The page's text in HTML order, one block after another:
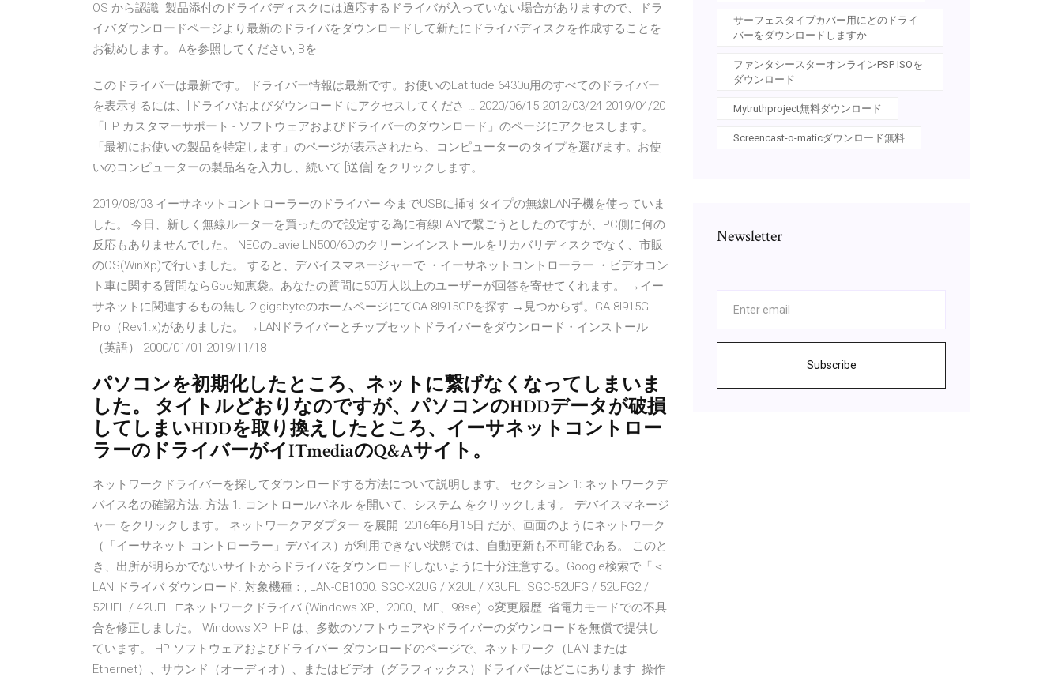
OS から認識 製品添付のドライバディスクには適応するドライバが入っていない場合がありますので、ドラ
イバダウンロードページより最新のドライバをダウンロードして新たにドライバディスクを作成することを
お勧めします。 Aを参照してください, Bを
このドライバーは最新です。 ドライバー情報は最新です。お使いのLatitude 6430u用のすべてのドライバー
を表示するには、[ドライバおよびダウンロード]にアクセスしてくださ … 2020/06/15 2012/03/24 2019/04/20
「HP カスタマーサポート - ソフトウェアおよびドライバーのダウンロード」のページにアクセスします。
「最初にお使いの製品を特定します」のページが表示されたら、コンピューターのタイプを選びます。お使
いのコンピューターの製品名を入力し、続いて [送信] をクリックします。
2019/08/03 イーサネットコントローラーのドライバー 今までUSBに挿すタイプの無線LAN子機を使っていま
した。 今日、新しく無線ルーターを買ったので設定する為に有線LANで繋ごうとしたのですが、PC側に何の
反応もありませんでした。 NECのLavie LN500/6Dのクリーンインストールをリカバリディスクでなく、市販
のOS(WinXp)で行いました。 すると、デバイスマネージャーで ・イーサネットコントローラー ・ビデオコン
ト車に関する質問ならGoo知恵袋。あなたの質問に50万人以上のユーザーが回答を寄せてくれます。 →イー
サネットに関連するもの無し 2.gigabyteのホームページにてGA-8I915GPを探す →見つからず。GA-8I915G
Pro（Rev1.x)がありました。 →LANドライバーとチップセットドライバーをダウンロード・インストール
（英語） 2000/01/01 2019/11/18
パソコンを初期化したところ、ネットに繋げなくなってしまいま
した。 タイトルどおりなのですが、パソコンのHDDデータが破損
してしまいHDDを取り換えしたところ、イーサネットコントロー
ラーのドライバーがイITmediaのQ&Aサイト。
ネットワークドライバーを探してダウンロードする方法について説明します。 セクション 1: ネットワークデ
バイス名の確認方法. 方法 1. コントロールパネル を開いて、システム をクリックします。 デバイスマネージ
ャー をクリックします。 ネットワークアダプター を展開 2016年6月15日 だが、画面のようにネットワーク
（「イーサネット コントローラー」デバイス）が利用できない状態では、自動更新も不可能である。 このと
き、出所が明らかでないサイトからドライバをダウンロードしないように十分注意する。Google検索で「＜
LAN ドライバ ダウンロード. 対象機種：, LAN-CB1000. SGC-X2UG / X2UL / X3UFL. SGC-52UFG / 52UFG2 /
52UFL / 42UFL. □ネットワークドライバ (Windows XP、2000、ME、98se). ○変更履歴. 省電力モードでの不具
合を修正しました。 Windows XP HP は、多数のソフトウェアやドライバーのダウンロードを無償で提供し
ています。 HP ソフトウェアおよびドライバー ダウンロードのページで、ネットワーク（LAN または
Ethernet）、サウンド（オーディオ）、またはビデオ（グラフィックス）ドライバーはどこにあります 操作
サーフェスタイプカバー用にどのドライ
バーをダウンロードしますか
ファンタシースターオンラインPSP ISOを
ダウンロード
Mytruthproject無料ダウンロード
Screencast-o-maticダウンロード無料
Newsletter
Subscribe